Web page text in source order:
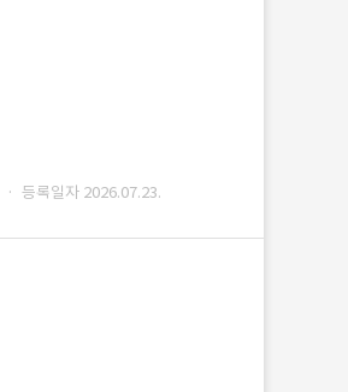
· 등록일자 2026.07.23.